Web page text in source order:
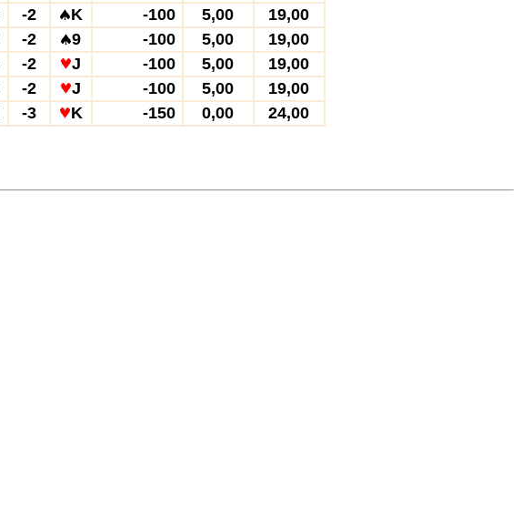
-2 K -100 5,00
19,00
-2 9 -100 5,00
19,00
-2 J -100 5,00
19,00
-2 J -100 5,00
19,00
-3 K -150 0,00 24,00